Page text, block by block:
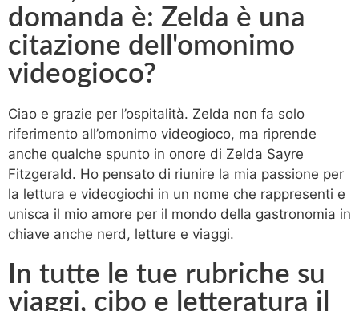
domanda è: Zelda è una
citazione dell'omonimo
videogioco?
Ciao e grazie per l’ospitalità. Zelda non fa solo
riferimento all’omonimo videogioco, ma riprende
anche qualche spunto in onore di Zelda Sayre
Fitzgerald. Ho pensato di riunire la mia passione per
la lettura e videogiochi in un nome che rappresenti e
unisca il mio amore per il mondo della gastronomia in
chiave anche nerd, letture e viaggi.
In tutte le tue rubriche su
viaggi, cibo e letteratura il